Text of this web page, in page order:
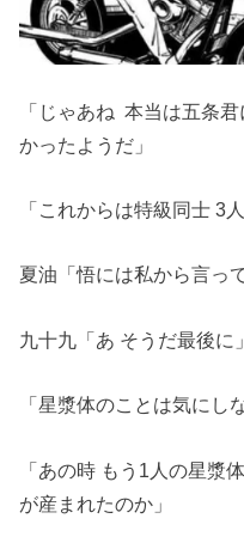
「じゃあね 本当は五条
かったようだ」
「これからは特級同士 3
夏油「悟には私から言っ
九十九「あ そうだ最後に」
「星漿体のことは気にし
「あの時 もう1人の星漿
が産まれたのか」